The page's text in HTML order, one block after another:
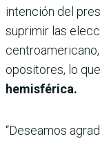
intención del
suprimir las
opositores, lo que
hemisférica.
“Deseamos